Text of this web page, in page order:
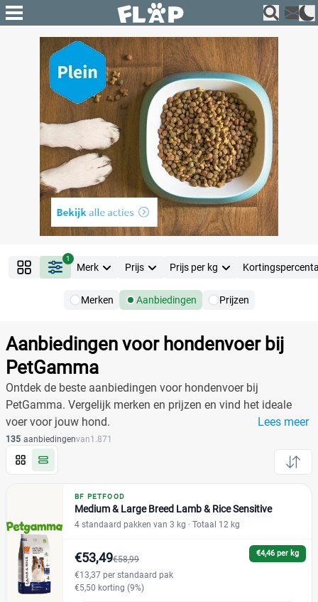
1
Merk Prijs Prijs per kg
Merken Aanbiedingen Prijzen
Filter Reset alle filters
Merk
Acana (5)
Almo Nature
Beneful
BF Petfood (7)
Bonzo
Bosch
Aanbiedingen voor hondenvoer bij
PetGamma
Ontdek de beste aanbiedingen voor hondenvoer bij
PetGamma. Vergelijk merken en prijzen en vind het ideale
voer voor jouw hond.
Lees meer
Producten
135 aanbiedingenvan1.871
BF PETFOOD
Medium & Large Breed Lamb & Rice Sensitive
4 standaard pakken van 3 kg · Totaal 12 kg
€4,46 per kg
€53,49€58,99
€13,37 per standaard pak
€5,50 korting (9%)